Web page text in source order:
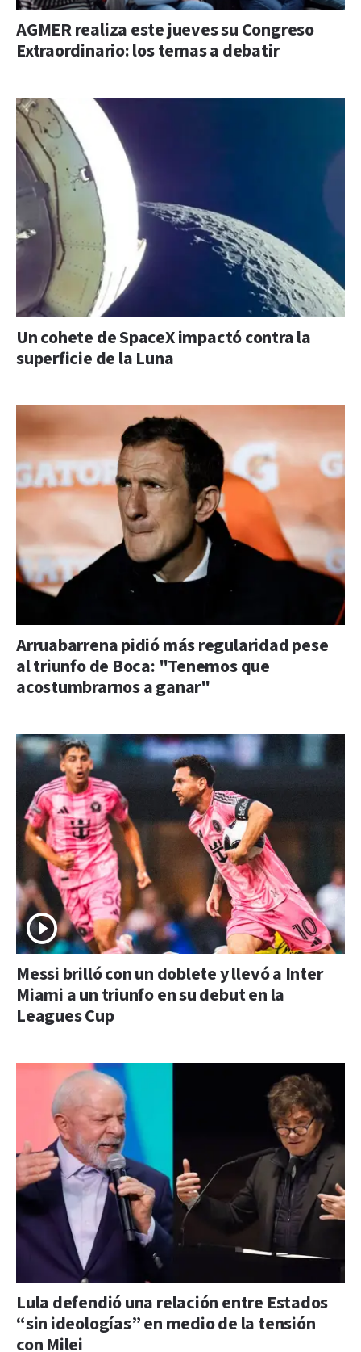
AGMER realiza este jueves su Congreso
Extraordinario: los temas a debatir
Un cohete de SpaceX impactó contra la
superficie de la Luna
Arruabarrena pidió más regularidad pese
al triunfo de Boca: "Tenemos que
acostumbrarnos a ganar"
Messi brilló con un doblete y llevó a Inter
Miami a un triunfo en su debut en la
Leagues Cup
Lula defendió una relación entre Estados
“sin ideologías” en medio de la tensión
con Milei